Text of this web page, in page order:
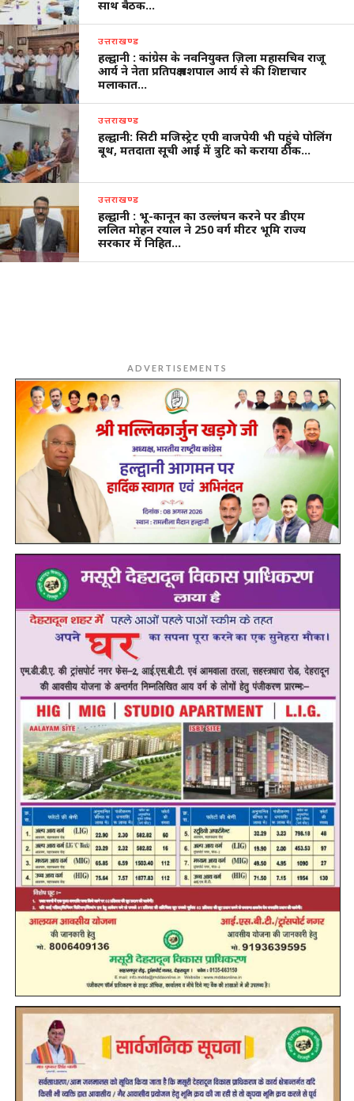
साथ बैठक…
उत्तराखण्ड
हल्द्वानी : कांग्रेस के नवनियुक्त ज़िला महासचिव राजू
आर्य ने नेता प्रतिपक्ष यशपाल आर्य से की शिष्टाचार
मलाकात…
उत्तराखण्ड
हल्द्वानी: सिटी मजिस्ट्रेट एपी वाजपेयी भी पहुंचे पोलिंग
बूथ, मतदाता सूची आई में त्रुटि को कराया ठीक…
उत्तराखण्ड
हल्द्वानी : भू-कानून का उल्लंघन करने पर डीएम
ललित मोहन रयाल ने 250 वर्ग मीटर भूमि राज्य
सरकार में निहित…
ADVERTISEMENTS